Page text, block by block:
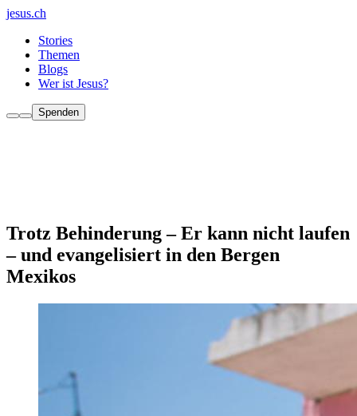
jesus.ch
Stories
Themen
Blogs
Wer ist Jesus?
Spenden
Trotz Behinderung – Er kann nicht laufen
– und evangelisiert in den Bergen
Mexikos